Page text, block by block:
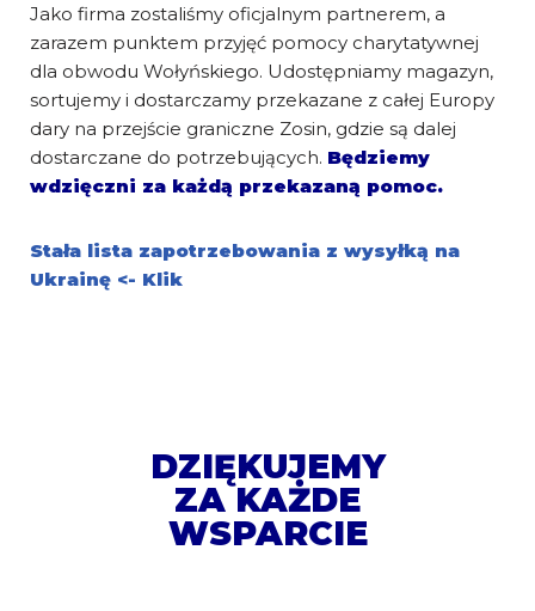
Jako firma zostaliśmy oficjalnym partnerem, a
zarazem punktem przyjęć pomocy charytatywnej
dla obwodu Wołyńskiego. Udostępniamy magazyn,
sortujemy i dostarczamy przekazane z całej Europy
dary na przejście graniczne Zosin, gdzie są dalej
dostarczane do potrzebujących. Będziemy
wdzięczni za każdą przekazaną pomoc.
Stała lista zapotrzebowania z wysyłką na
Ukrainę <- Klik
DZIĘKUJEMY
ZA KAŻDE
WSPARCIE